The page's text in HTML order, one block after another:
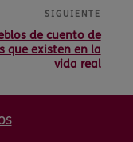
SIGUIENTE
de cuento de
que existen en la
vida real